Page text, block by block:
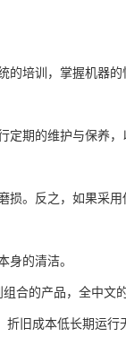
的培训，掌握机器
定期的维护与保养
损。反之，如果采
身的清洁。
合的产品，全中文
折旧成本低长期运行